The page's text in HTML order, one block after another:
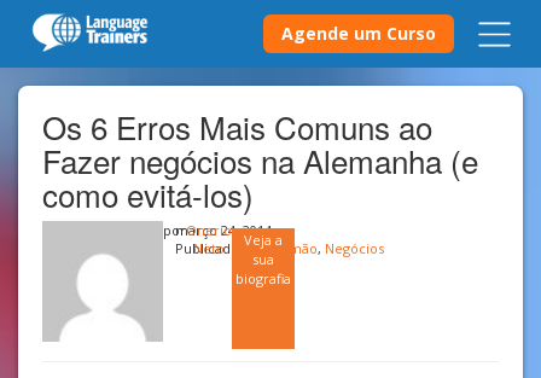
Agende um Curso
Os 6 Erros Mais Comuns ao
Fazer negócios na Alemanha (e
como evitá-los)
porOnerio
Neto
Veja a
sua
biografia
março 24, 2014
Publicado emAlemão, Negócios